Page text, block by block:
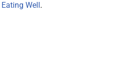
Eating Well .